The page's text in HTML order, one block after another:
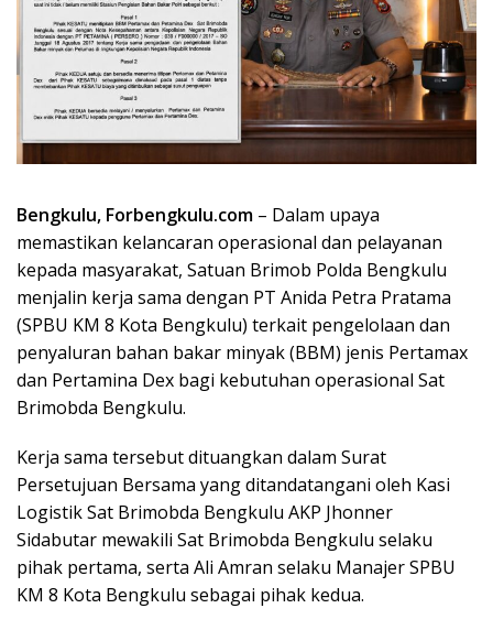
Bengkulu, Forbengkulu.com – Dalam upaya
memastikan kelancaran operasional dan pelayanan
kepada masyarakat, Satuan Brimob Polda Bengkulu
menjalin kerja sama dengan PT Anida Petra Pratama
(SPBU KM 8 Kota Bengkulu) terkait pengelolaan dan
penyaluran bahan bakar minyak (BBM) jenis Pertamax
dan Pertamina Dex bagi kebutuhan operasional Sat
Brimobda Bengkulu.
Kerja sama tersebut dituangkan dalam Surat
Persetujuan Bersama yang ditandatangani oleh Kasi
Logistik Sat Brimobda Bengkulu AKP Jhonner
Sidabutar mewakili Sat Brimobda Bengkulu selaku
pihak pertama, serta Ali Amran selaku Manajer SPBU
KM 8 Kota Bengkulu sebagai pihak kedua.